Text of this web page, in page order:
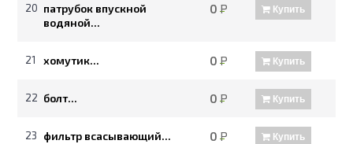
20 патрубок впускной
водяной...
0Р Купить
21 хомутик... 0Р Купить
22 болт... 0Р Купить
23 фильтр всасывающий... 0Р Купить